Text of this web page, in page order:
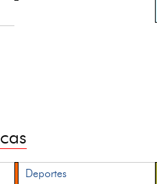
Deportes